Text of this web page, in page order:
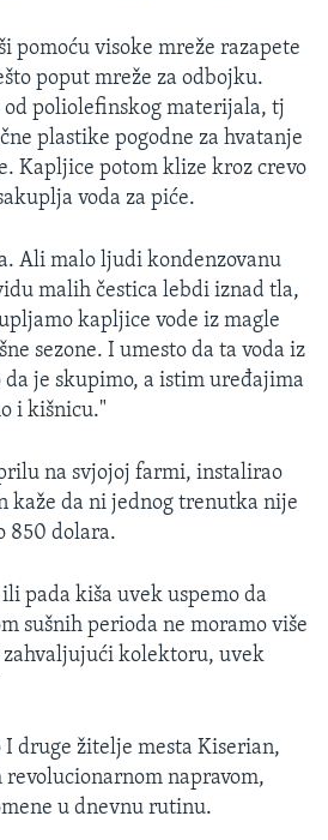
pomoću visoke mreže razapete
poput mreže za odbojku.
poliolefinskog materijala, tj
plastike pogodne za hvatanje
Kapljice potom klize kroz crevo
voda za piće.
Ali malo ljudi kondenzovanu
malih čestica lebdi iznad tla,
kapljice vode iz magle
sezone. I umesto da ta voda iz
da je skupimo, a istim uređajima
i kišnicu."
na svjojoj farmi, instalirao
kaže da ni jednog trenutka nije
850 dolara.
pada kiša uvek uspemo da
sušnih perioda ne moramo više
kolektoru, uvek
druge žitelje mesta Kiserian,
revolucionarnom napravom,
u dnevnu rutinu.